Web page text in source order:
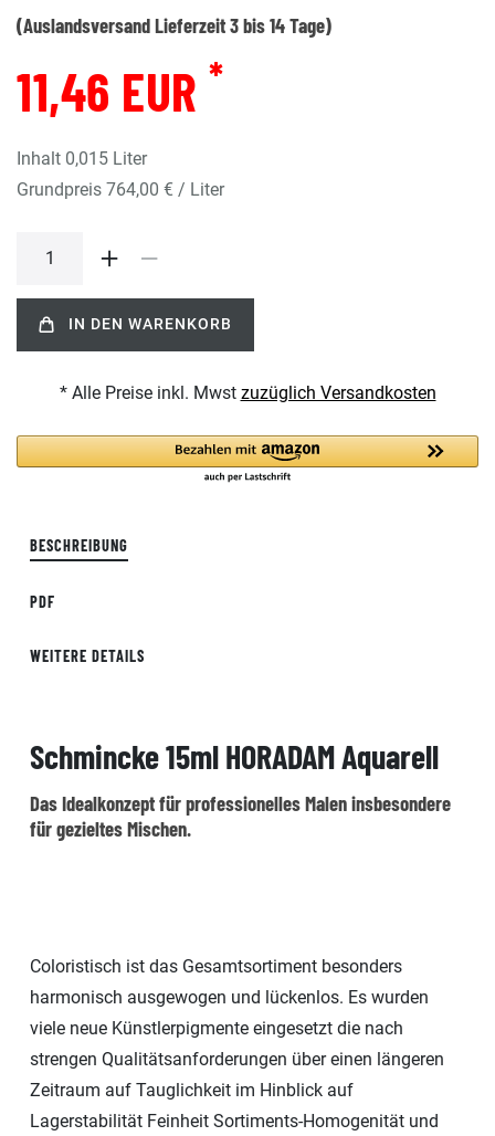
(Auslandsversand Lieferzeit 3 bis 14 Tage)
11,46 EUR *
Inhalt 0,015 Liter
Grundpreis 764,00 € / Liter
IN DEN WARENKORB
* Alle Preise inkl. Mwst zuzüglich Versandkosten
BESCHREIBUNG
PDF
WEITERE DETAILS
Schmincke 15ml HORADAM Aquarell
Das Idealkonzept für professionelles Malen insbesondere
für gezieltes Mischen.
Coloristisch ist das Gesamtsortiment besonders
harmonisch ausgewogen und lückenlos. Es wurden
viele neue Künstlerpigmente eingesetzt die nach
strengen Qualitätsanforderungen über einen längeren
Zeitraum auf Tauglichkeit im Hinblick auf
Lagerstabilität Feinheit Sortiments-Homogenität und